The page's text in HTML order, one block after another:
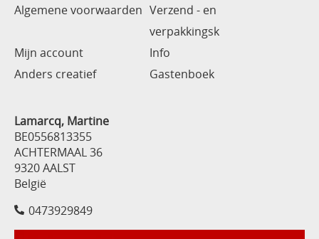
Algemene voorwaarden Verzend - en
verpakkingsk
Mijn account
Info
Anders creatief
Gastenboek
Lamarcq, Martine
BE0556813355
ACHTERMAAL 36
9320 AALST
België
0473929849